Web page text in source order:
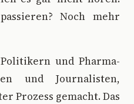
Noch mehr
und Pharma-
und Journalisten,
Prozess gemacht. Das